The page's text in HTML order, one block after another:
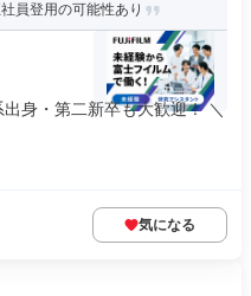
員登用の可能性あり
身・第二新卒も大歓迎！ ＼
気になる